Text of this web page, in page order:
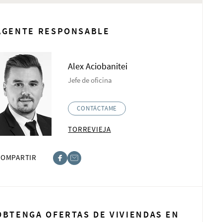
RESPONSABLE
Alex Aciobanitei
Jefe de oficina
CONTÁCTAME
TORREVIEJA
OFERTAS DE VIVIENDAS EN